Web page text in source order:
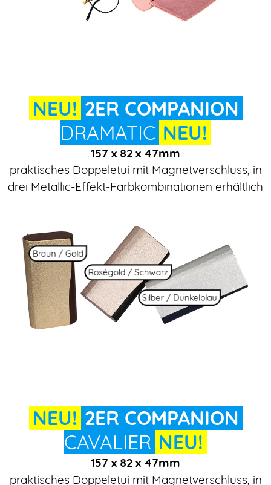
NEU! 2ER COMPANION
DRAMATIC NEU!
157 x 82 x 47mm
praktisches Doppeletui mit Magnetverschluss, in
drei Metallic-Effekt-Farbkombinationen erhältlich
Braun / Gold
Roségold / Schwarz
Silber / Dunkelblau
NEU! 2ER COMPANION
CAVALIER NEU!
157 x 82 x 47mm
praktisches Doppeletui mit Magnetverschluss, in